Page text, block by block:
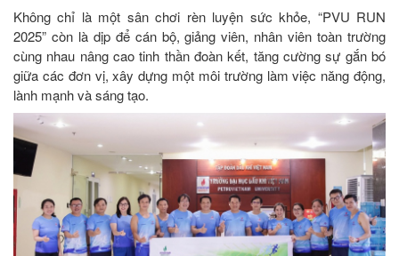
Không chỉ là một sân chơi rèn luyện sức khỏe, “PVU RUN
2025” còn là dịp để cán bộ, giảng viên, nhân viên toàn trường
cùng nhau nâng cao tinh thần đoàn kết, tăng cường sự gắn bó
giữa các đơn vị, xây dựng một môi trường làm việc năng động,
lành mạnh và sáng tạo.